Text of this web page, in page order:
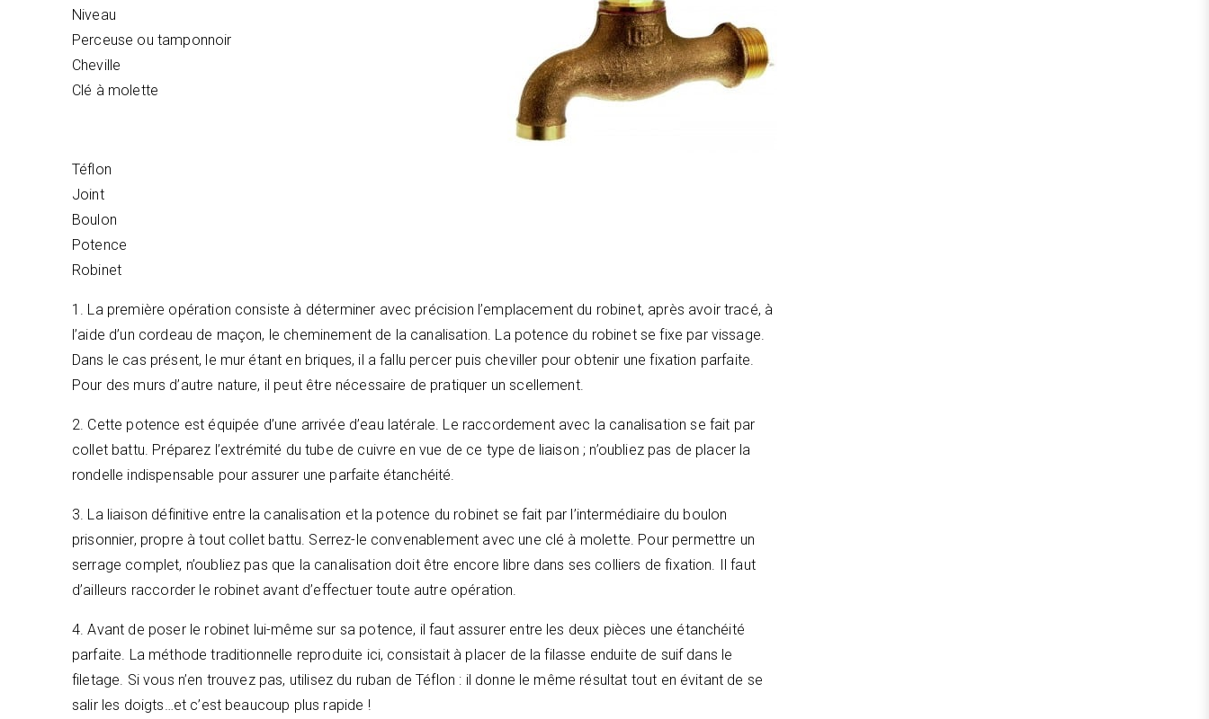
Niveau
Perceuse ou tamponnoir
Cheville
Clé à molette
Téflon
Joint
Boulon
Potence
Robinet
1. La première opération consiste à déterminer avec précision l’emplacement du robinet, après avoir tracé, à
l’aide d’un cordeau de maçon, le cheminement de la canalisation. La potence du robinet se fixe par vissage.
Dans le cas présent, le mur étant en briques, il a fallu percer puis cheviller pour obtenir une fixation parfaite.
Pour des murs d’autre nature, il peut être nécessaire de pratiquer un scellement.
2. Cette potence est équipée d’une arrivée d’eau latérale. Le raccordement avec la canalisation se fait par
collet battu. Préparez l’extrémité du tube de cuivre en vue de ce type de liaison ; n’oubliez pas de placer la
rondelle indispensable pour assurer une parfaite étanchéité.
3. La liaison définitive entre la canalisation et la potence du robinet se fait par l’intermédiaire du boulon
prisonnier, propre à tout collet battu. Serrez-le convenablement avec une clé à molette. Pour permettre un
serrage complet, n’oubliez pas que la canalisation doit être encore libre dans ses colliers de fixation. Il faut
d’ailleurs raccorder le robinet avant d’effectuer toute autre opération.
4. Avant de poser le robinet lui-même sur sa potence, il faut assurer entre les deux pièces une étanchéité
parfaite. La méthode traditionnelle reproduite ici, consistait à placer de la filasse enduite de suif dans le
filetage. Si vous n’en trouvez pas, utilisez du ruban de Téflon : il donne le même résultat tout en évitant de se
salir les doigts…et c’est beaucoup plus rapide !